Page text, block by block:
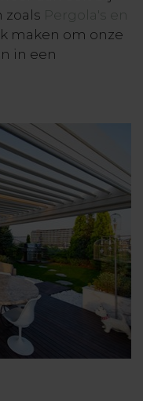
zoals Pergola's en
maken om onze
in een